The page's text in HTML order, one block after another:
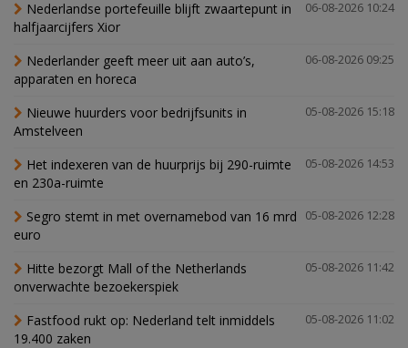
06-08-2026 10:24
Nederlandse portefeuille blijft zwaartepunt in
halfjaarcijfers Xior
06-08-2026 09:25
Nederlander geeft meer uit aan auto’s,
apparaten en horeca
05-08-2026 15:18
Nieuwe huurders voor bedrijfsunits in
Amstelveen
05-08-2026 14:53
Het indexeren van de huurprijs bij 290-ruimte
en 230a-ruimte
05-08-2026 12:28
Segro stemt in met overnamebod van 16 mrd
euro
05-08-2026 11:42
Hitte bezorgt Mall of the Netherlands
onverwachte bezoekerspiek
05-08-2026 11:02
Fastfood rukt op: Nederland telt inmiddels
19.400 zaken